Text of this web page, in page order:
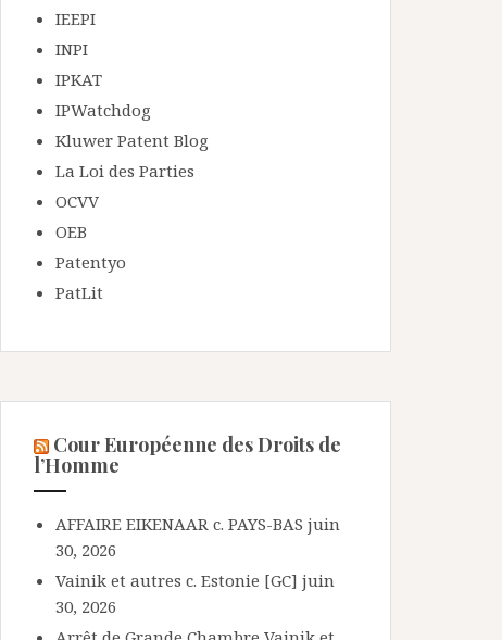
IEEPI
INPI
IPKAT
IPWatchdog
Kluwer Patent Blog
La Loi des Parties
OCVV
OEB
Patentyo
PatLit
Cour Européenne des Droits de
l’Homme
AFFAIRE EIKENAAR c. PAYS-BAS juin
30, 2026
Vainik et autres c. Estonie [GC] juin
30, 2026